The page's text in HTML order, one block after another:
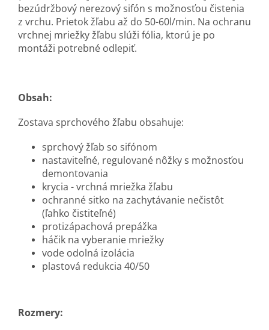
bezúdržbový nerezový sifón s možnosťou čistenia
z vrchu. Prietok žľabu až do 50-60l/min. Na ochranu
vrchnej mriežky žľabu slúži fólia, ktorú je po
montáži potrebné odlepiť.
Obsah:
Zostava sprchového žľabu obsahuje:
sprchový žľab so sifónom
nastaviteľné, regulované nôžky s možnosťou
demontovania
krycia - vrchná mriežka žľabu
ochranné sitko na zachytávanie nečistôt
(ľahko čistiteľné)
protizápachová prepážka
háčik na vyberanie mriežky
vode odolná izolácia
plastová redukcia 40/50
Rozmery: